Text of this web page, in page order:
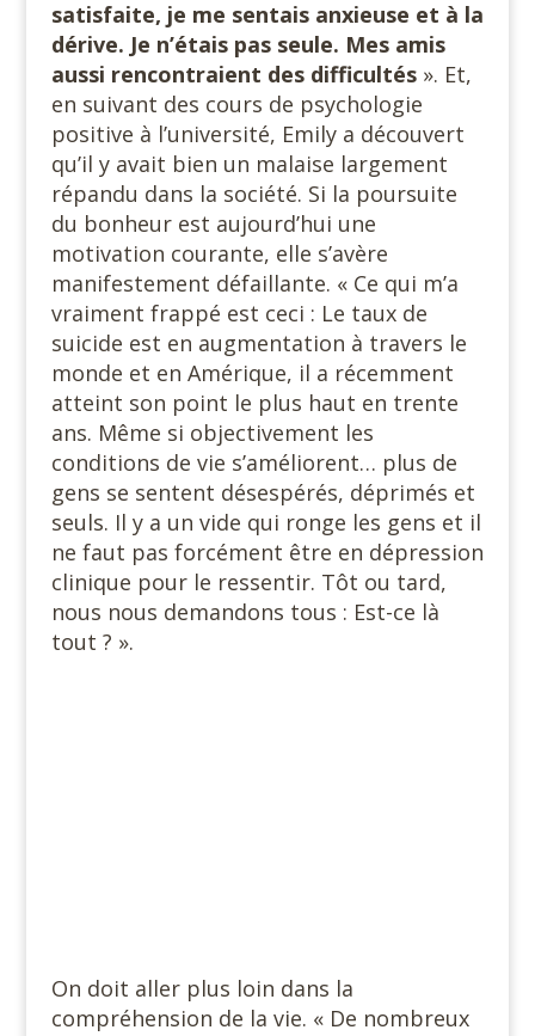
satisfaite, je me sentais anxieuse et à la
dérive. Je n’étais pas seule. Mes amis
aussi rencontraient des difficultés ». Et,
en suivant des cours de psychologie
positive à l’université, Emily a découvert
qu’il y avait bien un malaise largement
répandu dans la société. Si la poursuite
du bonheur est aujourd’hui une
motivation courante, elle s’avère
manifestement défaillante. « Ce qui m’a
vraiment frappé est ceci : Le taux de
suicide est en augmentation à travers le
monde et en Amérique, il a récemment
atteint son point le plus haut en trente
ans. Même si objectivement les
conditions de vie s’améliorent… plus de
gens se sentent désespérés, déprimés et
seuls. Il y a un vide qui ronge les gens et il
ne faut pas forcément être en dépression
clinique pour le ressentir. Tôt ou tard,
nous nous demandons tous : Est-ce là
tout ? ».
On doit aller plus loin dans la
compréhension de la vie. « De nombreux